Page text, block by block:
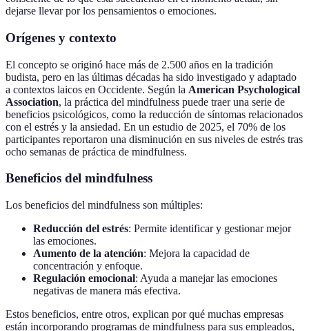
dejarse llevar por los pensamientos o emociones.
Orígenes y contexto
El concepto se originó hace más de 2.500 años en la tradición
budista, pero en las últimas décadas ha sido investigado y adaptado
a contextos laicos en Occidente. Según la American Psychological
Association, la práctica del mindfulness puede traer una serie de
beneficios psicológicos, como la reducción de síntomas relacionados
con el estrés y la ansiedad. En un estudio de 2025, el 70% de los
participantes reportaron una disminución en sus niveles de estrés tras
ocho semanas de práctica de mindfulness.
Beneficios del mindfulness
Los beneficios del mindfulness son múltiples:
Reducción del estrés: Permite identificar y gestionar mejor
las emociones.
Aumento de la atención: Mejora la capacidad de
concentración y enfoque.
Regulación emocional: Ayuda a manejar las emociones
negativas de manera más efectiva.
Estos beneficios, entre otros, explican por qué muchas empresas
están incorporando programas de mindfulness para sus empleados,